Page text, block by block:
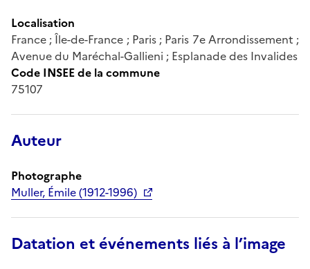
Localisation
France ; Île-de-France ; Paris ; Paris 7e Arrondissement ;
Avenue du Maréchal-Gallieni ; Esplanade des Invalides
Code INSEE de la commune
75107
Auteur
Photographe
Muller, Émile (1912-1996)
Datation et événements liés à l’image